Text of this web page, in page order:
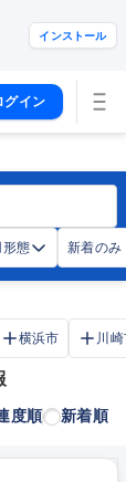
インストール
グイン
形態 新着のみ
横浜市 川
度順 新着順